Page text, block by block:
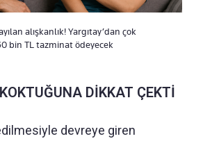
alışkanlık! Yargıtay’dan çok
bin TL tazminat ödeyecek
DİKKAT ÇEKTİ
devreye giren